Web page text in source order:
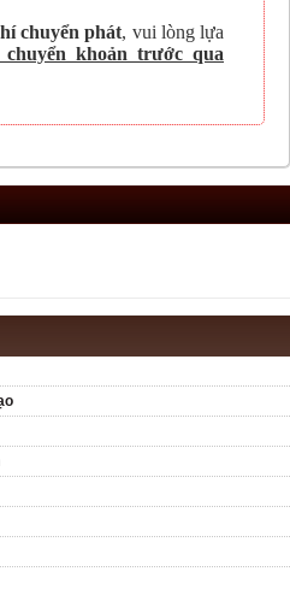
chuyển phát, vui lòng lựa
khoản trước qua